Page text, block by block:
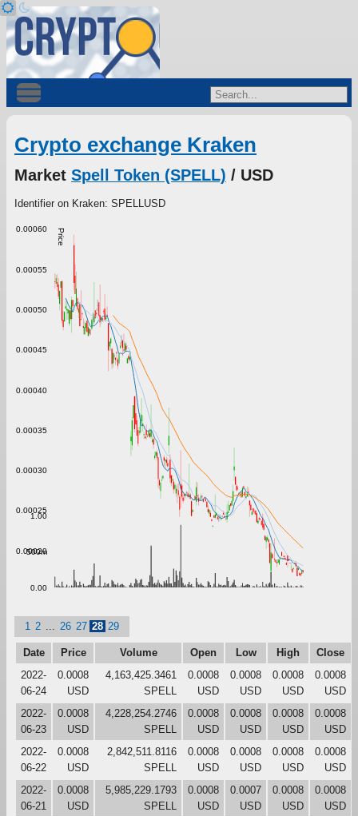
Crypto exchange Kraken
Market Spell Token (SPELL) / USD
Identifier on Kraken: SPELLUSD
Price
0.00020
0.00025
0.00030
0.00035
0.00040
0.00045
0.00050
0.00055
0.00060
0.00
500m
1.00
1 2 26 27 28 29
Date Price Volume Open Low High
Close
2022-
06-24
0.0008
USD
4,163,425.3461
SPELL
0.0008
USD
0.0008
USD
0.0008
USD
0.0008
USD
2022-
06-23
0.0008
USD
4,228,254.2746
SPELL
0.0008
USD
0.0008
USD
0.0008
USD
0.0008
USD
2022-
06-22
0.0008
USD
2,842,511.8116
SPELL
0.0008
USD
0.0008
USD
0.0008
USD
0.0008
USD
2022-
06-21
0.0008
USD
5,985,229.1793
SPELL
0.0008
USD
0.0007
USD
0.0008
USD
0.0008
USD